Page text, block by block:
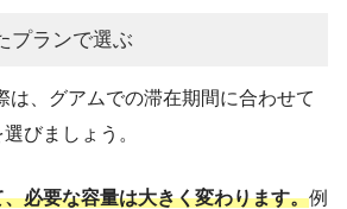
プランで選ぶ
は、グアムでの滞在期間に合わせて
びましょう。
必要な容量は大きく変わります。例